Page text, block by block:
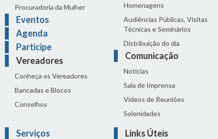
Procuradoria da Mulher
Eventos
Agenda
Participe
Vereadores
Conheça os Vereadores
Bancadas e Blocos
Conselhos
Homenagens
Audiências Públicas, Visitas
Técnicas e Seminários
Distribuição do dia
Comunicação
Notícias
Sala de Imprensa
Vídeos de Reuniões
Solenidades
Serviços Links Úteis